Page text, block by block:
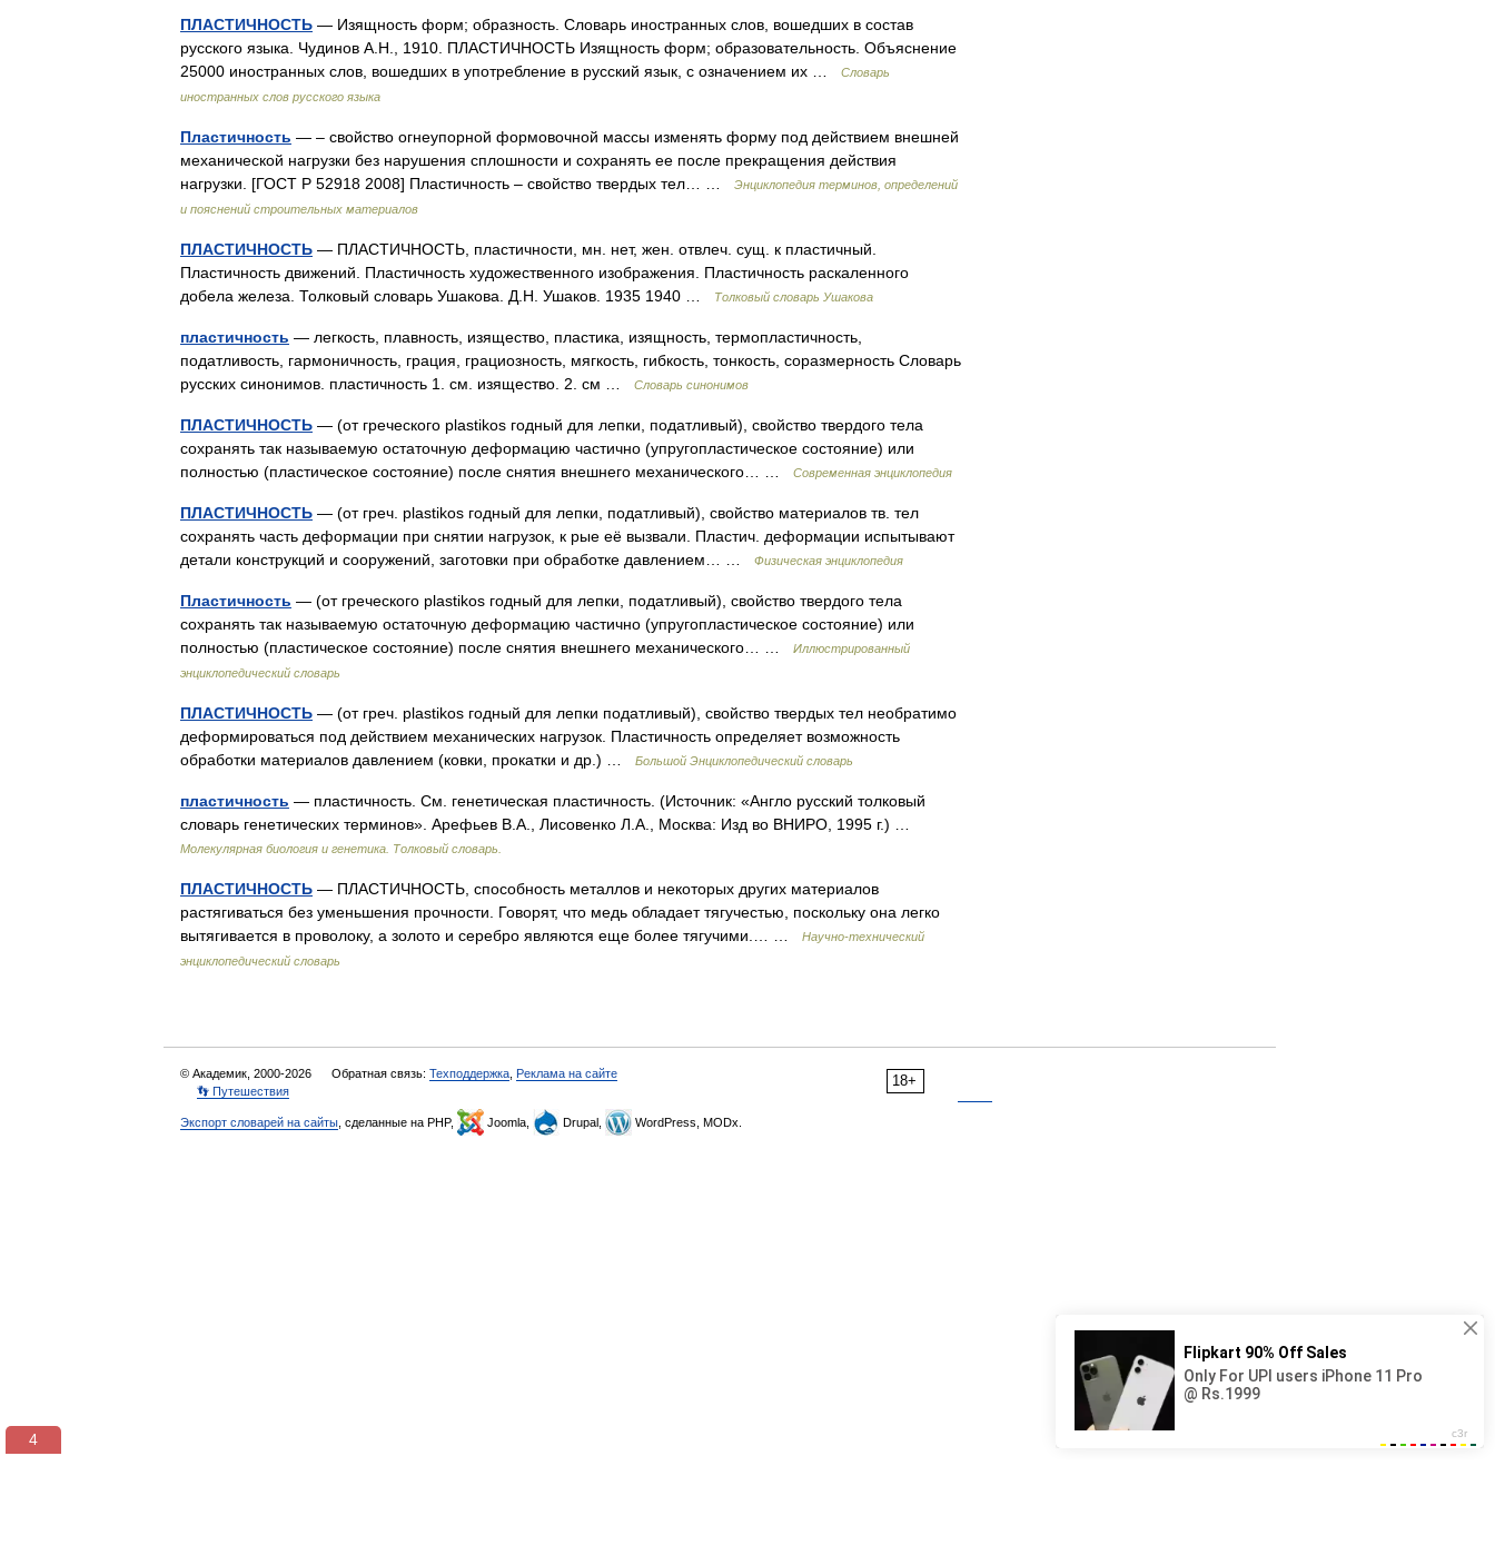
ПЛАСТИЧНОСТЬ — Изящность форм; образность. Словарь иностранных слов, вошедших в состав
русского языка. Чудинов А.Н., 1910. ПЛАСТИЧНОСТЬ Изящность форм; образовательность. Объяснение
25000 иностранных слов, вошедших в употребление в русский язык, с означением их …
Словарь
иностранных слов русского языка
Пластичность — – свойство огнеупорной формовочной массы изменять форму под действием внешней
механической нагрузки без нарушения сплошности и сохранять ее после прекращения действия
нагрузки. [ГОСТ Р 52918 2008] Пластичность – свойство твердых тел… …
Энциклопедия терминов, определений
и пояснений строительных материалов
ПЛАСТИЧНОСТЬ — ПЛАСТИЧНОСТЬ, пластичности, мн. нет, жен. отвлеч. сущ. к пластичный.
Пластичность движений. Пластичность художественного изображения. Пластичность раскаленного
добела железа. Толковый словарь Ушакова. Д.Н. Ушаков. 1935 1940 …
Толковый словарь Ушакова
пластичность — легкость, плавность, изящество, пластика, изящность, термопластичность,
податливость, гармоничность, грация, грациозность, мягкость, гибкость, тонкость, соразмерность Словарь
русских синонимов. пластичность 1. см. изящество. 2. см …
Словарь синонимов
ПЛАСТИЧНОСТЬ — (от греческого plastikos годный для лепки, податливый), свойство твердого тела
сохранять так называемую остаточную деформацию частично (упругопластическое состояние) или
полностью (пластическое состояние) после снятия внешнего механического… …
Современная энциклопедия
ПЛАСТИЧНОСТЬ — (от греч. plastikos годный для лепки, податливый), свойство материалов тв. тел
сохранять часть деформации при снятии нагрузок, к рые её вызвали. Пластич. деформации испытывают
детали конструкций и сооружений, заготовки при обработке давлением… …
Физическая энциклопедия
Пластичность — (от греческого plastikos годный для лепки, податливый), свойство твердого тела
сохранять так называемую остаточную деформацию частично (упругопластическое состояние) или
полностью (пластическое состояние) после снятия внешнего механического… …
Иллюстрированный
энциклопедический словарь
ПЛАСТИЧНОСТЬ — (от греч. plastikos годный для лепки податливый), свойство твердых тел необратимо
деформироваться под действием механических нагрузок. Пластичность определяет возможность
обработки материалов давлением (ковки, прокатки и др.) …
Большой Энциклопедический словарь
пластичность — пластичность. См. генетическая пластичность. (Источник: «Англо русский толковый
словарь генетических терминов». Арефьев В.А., Лисовенко Л.А., Москва: Изд во ВНИРО, 1995 г.) …
Молекулярная биология и генетика. Толковый словарь.
ПЛАСТИЧНОСТЬ — ПЛАСТИЧНОСТЬ, способность металлов и некоторых других материалов
растягиваться без уменьшения прочности. Говорят, что медь обладает тягучестью, поскольку она легко
вытягивается в проволоку, а золото и серебро являются еще более тягучими.… …
Научно-технический
энциклопедический словарь
18+
© Академик, 2000-2026 Обратная связь: Техподдержка Реклама на сайте
👣 Путешествия
Экспорт словарей на сайты , сделанные на PHP, Joomla, Drupal, WordPress, MODx.
3